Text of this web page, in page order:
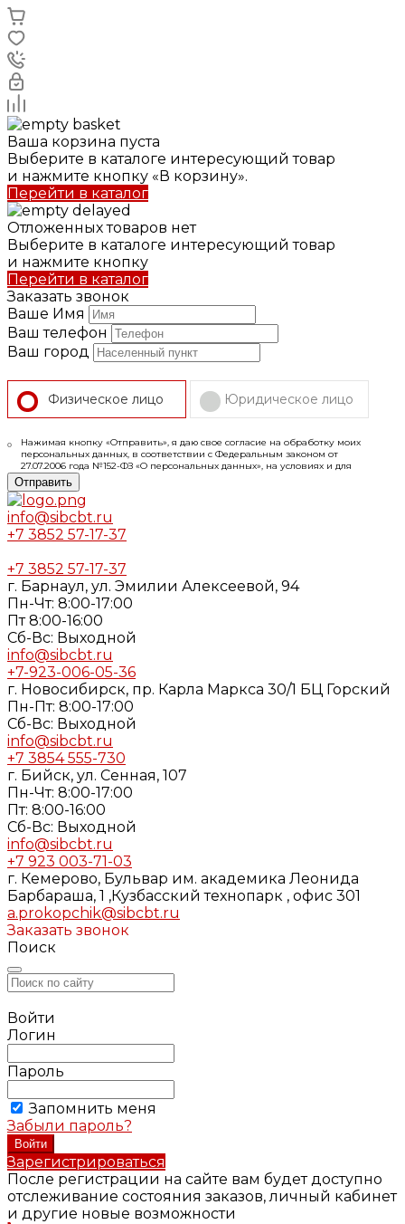
Ваша корзина пуста
Выберите в каталоге интересующий товар
и нажмите кнопку «В корзину».
Перейти в каталог
Отложенных товаров нет
Выберите в каталоге интересующий товар
и нажмите кнопку
Перейти в каталог
Заказать звонок
Ваше Имя
Ваш телефон
Ваш город
Физическое лицо Юридическое лицо
Нажимая кнопку «Отправить», я даю свое согласие на обработку моих
персональных данных, в соответствии с Федеральным законом от
27.07.2006 года №152-ФЗ «О персональных данных», на условиях и для
целей, определенных в
Политике конфиденциальности
Отправить
info@sibcbt.ru
+7 3852 57-17-37
+7 3852 57-17-37
г. Барнаул, ул. Эмилии Алексеевой, 94
Пн-Чт: 8:00-17:00
Пт 8:00-16:00
Cб-Вс: Выходной
info@sibcbt.ru
+7-923-006-05-36
г. Новосибирск, пр. Карла Маркса 30/1 БЦ Горский
Пн-Пт: 8:00-17:00
Cб-Вс: Выходной
info@sibcbt.ru
+7 3854 555-730
г. Бийск, ул. Сенная, 107
Пн-Чт: 8:00-17:00
Пт: 8:00-16:00
Cб-Вс: Выходной
info@sibcbt.ru
+7 923 003-71-03
г. Кемерово, Бульвар им. академика Леонида
Барбараша, 1 ,Кузбасский технопарк , офис 301
a.prokopchik@sibcbt.ru
Заказать звонок
Поиск
Войти
Логин
Пароль
Запомнить меня
Забыли пароль?
Зарегистрироваться
После регистрации на сайте вам будет доступно
отслеживание состояния заказов, личный кабинет
и другие новые возможности